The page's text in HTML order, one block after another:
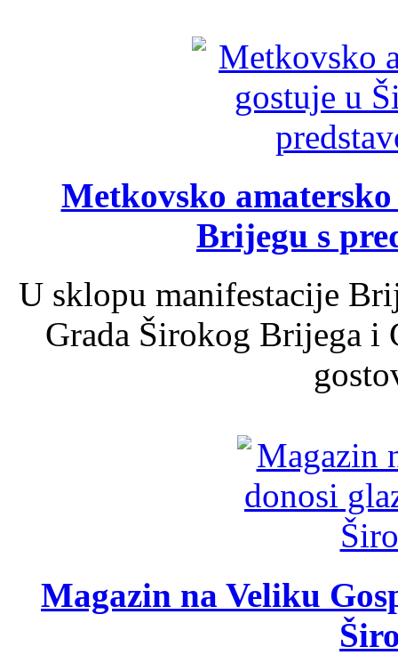
Metkovsko
Brijegu s
U sklopu manifestacije
Grada Širokog Brijega
Magazin na Veliku